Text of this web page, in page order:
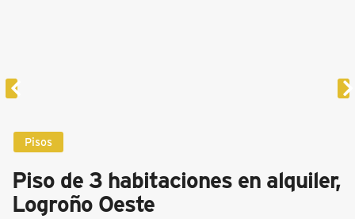
Pisos
Piso de 3 habitaciones en alquiler,
Logroño Oeste